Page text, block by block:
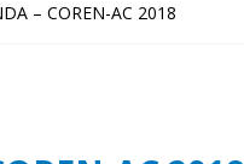
– COREN-AC 2018